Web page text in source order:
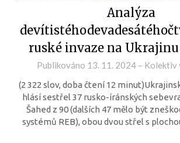
Analýza
ruské invaze na Ukrajinu
Publikováno 13. 11. 2024 – Kolektiv
(2 322 slov, doba čtení 12
hlásí sestřel 37 rusko-íránských
Šahed z 90 (dalších 47 mělo být
systémů REB), obou dvou střel s